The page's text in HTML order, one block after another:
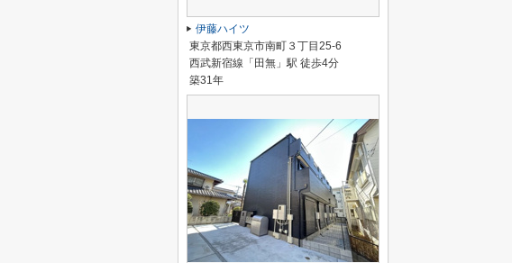
伊藤ハイツ
東京都西東京市南町３丁目25-6
西武新宿線「田無」駅 徒歩4分
築31年